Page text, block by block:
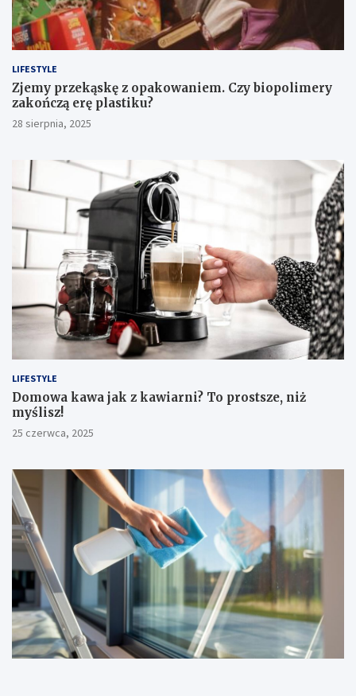
LIFESTYLE
Zjemy przekąskę z opakowaniem. Czy biopolimery
zakończą erę plastiku?
28 sierpnia, 2025
LIFESTYLE
​Domowa kawa jak z kawiarni? To prostsze, niż
myślisz!
25 czerwca, 2025